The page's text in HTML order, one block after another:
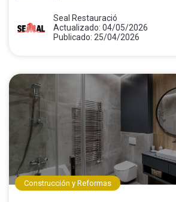
Seal Restauració
Actualizado: 04/05/2026
Publicado: 25/04/2026
Construcción y Reformas